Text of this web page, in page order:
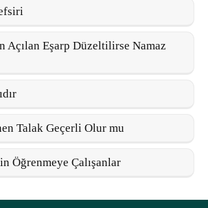
Açılan Eşarp Düzeltilirse Namaz
Talak Geçerli Olur mu
Öğrenmeye Çalışanlar